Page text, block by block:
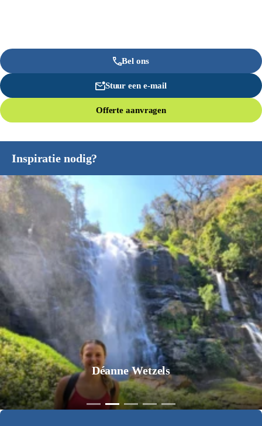
Bel ons
Stuur een e-mail
Offerte aanvragen
Inspiratie nodig?
Jurgen Pol